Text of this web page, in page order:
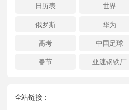
日历表
世界
俄罗斯
华为
高考
中国足球
春节
亚速钢铁厂
全站链接：